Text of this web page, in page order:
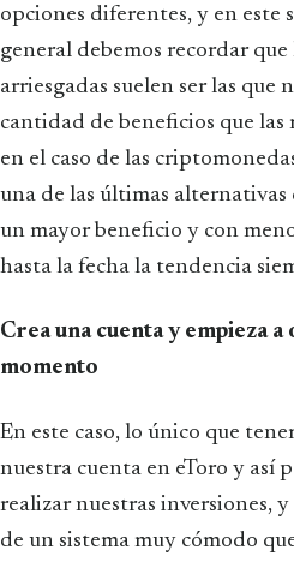
opciones diferentes, y en este
general debemos recordar que
arriesgadas suelen ser las que
cantidad de beneficios que las
en el caso de las
una de las últimas
un mayor beneficio y con
hasta la fecha la tendencia
Crea una cuenta y empieza
momento
En este caso, lo único que
nuestra cuenta en eToro y así
realizar nuestras inversiones,
de un sistema muy cómodo